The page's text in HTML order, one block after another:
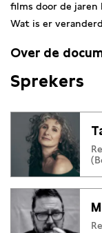
films door de jaren
Wat is er
Over de
Tamar van den Dop
stand kwam. Wat
kijken we met de
generatie groeit
spannende scenes?
Sprekers